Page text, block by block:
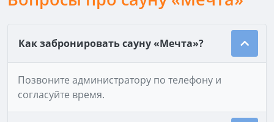
Как забронировать сауну «Мечта»?
Позвоните администратору по телефону и
согласуйте время.